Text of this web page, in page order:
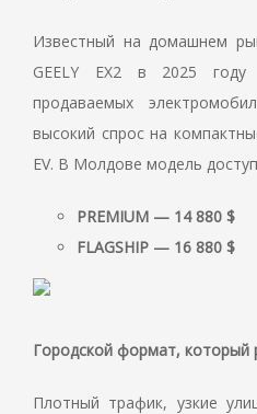
Известный на домашнем
GEELY EX2 в 2025
продаваемых
высокий спрос на
EV. В Молдове модель
PREMIUM — 14 880 $
FLAGSHIP — 16 880 $
Городской формат, который
Плотный трафик, узкие